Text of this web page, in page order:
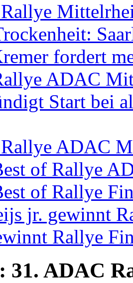
fordert
ADAC
Start bei
ADAC
of Rallye
of Rallye
jr. gewinnt
Rallye
31. ADAC